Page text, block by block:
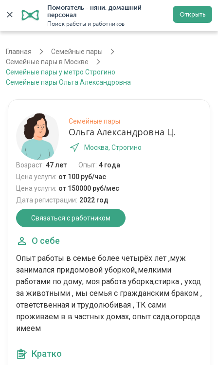
Помогатель - няни, домашний
персонал
Поиск работы и работников
Открыть
Регистрация
Главная
Семейные пары
Семейные пары в Москве
Семейные пары у метро Строгино
Семейные пары Ольга Александровна
Семейные пары
Ольга Александровна Ц.
Москва, Строгино
Возраст: 47 лет Опыт: 4 года
Цена услуги: от 100 руб/час
Цена услуги: от 150000 руб/мес
Дата регистрации: 2022 год
Связаться с работником
О себе
Опыт работы в семье более четырёх лет ,муж
занимался придомовой уборкой,,мелкими
работами по дому, моя работа уборка,стирка , уход
за животными , мы семья с гражданским браком ,
ответственная и трудолюбивая , ТК сами
проживаем в в частных домах, опыт сада,огорода
имеем
Кратко